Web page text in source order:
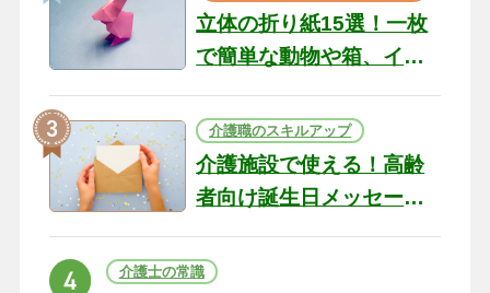
立体の折り紙15選！一枚
で簡単な動物や箱、イン
テリアになる作品まで
介護職のスキルアップ
介護施設で使える！高齢
者向け誕生日メッセージ
の例文と書き方のポイン
ト
介護士の常識